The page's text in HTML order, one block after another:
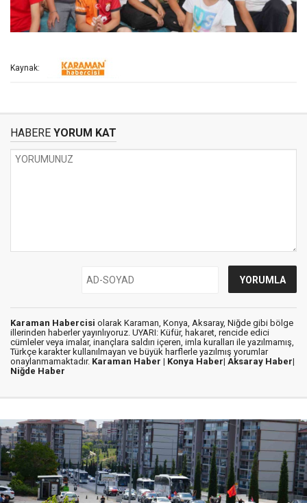
Kaynak:
HABERE YORUM KAT
Karaman Habercisi olarak Karaman, Konya, Aksaray, Niğde gibi bölge
illerinden haberler yayınlıyoruz. UYARI: Küfür, hakaret, rencide edici
cümleler veya imalar, inançlara saldırı içeren, imla kuralları ile yazılmamış,
Türkçe karakter kullanılmayan ve büyük harflerle yazılmış yorumlar
onaylanmamaktadır. Karaman Haber | Konya Haber| Aksaray Haber|
Niğde Haber